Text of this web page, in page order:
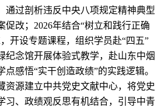
通过剖析违反中央八项规定精神典型
促改；2026年结合“树立和践行正确
开设专题课程，组织学员赴“四五”
纪念馆开展体验式教学，赴山东中烟
感悟“实干创造政绩”的实践逻辑。
资源建立中共党史文献中心，将党史
习、政绩观反思有机结合，引导中青